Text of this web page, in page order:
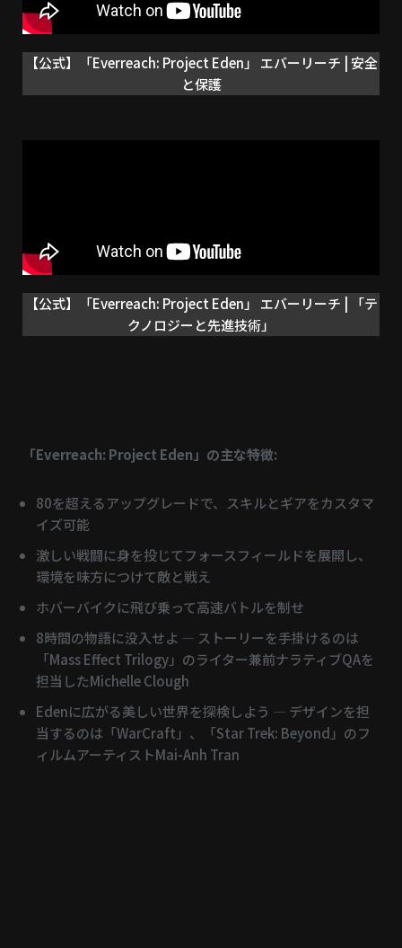
【公式】「Everreach: Project Eden」 エバーリーチ | 安全
と保護
【公式】「Everreach: Project Eden」 エバーリーチ | 「テ
クノロジーと先進技術」
「Everreach: Project Eden」の主な特徴:
80を超えるアップグレードで、スキルとギアをカスタマ
イズ可能
激しい戦闘に身を投じてフォースフィールドを展開し、
環境を味方につけて敵と戦え
ホバーバイクに飛び乗って高速バトルを制せ
8時間の物語に没入せよ ― ストーリーを手掛けるのは
「Mass Effect Trilogy」のライター兼前ナラティブQAを
担当したMichelle Clough
Edenに広がる美しい世界を探検しよう ― デザインを担
当するのは「WarCraft」、「Star Trek: Beyond」のフ
ィルムアーティストMai-Anh Tran